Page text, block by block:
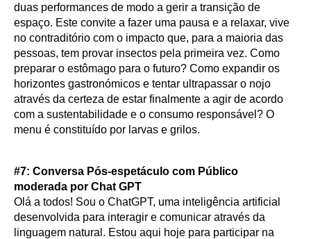
duas performances de modo a gerir a transição de
espaço. Este convite a fazer uma pausa e a relaxar, vive
no contraditório com o impacto que, para a maioria das
pessoas, tem provar insectos pela primeira vez. Como
preparar o estômago para o futuro? Como expandir os
horizontes gastronómicos e tentar ultrapassar o nojo
através da certeza de estar finalmente a agir de acordo
com a sustentabilidade e o consumo responsável? O
menu é constituído por larvas e grilos.
#7: Conversa Pós-espetáculo com Público
moderada por Chat GPT
Olá a todos! Sou o ChatGPT, uma inteligência artificial
desenvolvida para interagir e comunicar através da
linguagem natural. Estou aqui hoje para participar na